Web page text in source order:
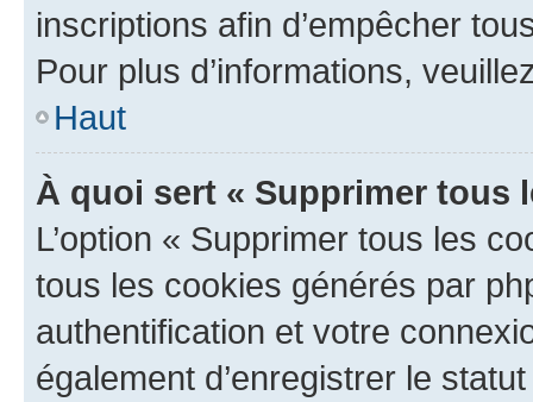
inscriptions afin d’empêcher
Pour plus d’informations,
Haut
À quoi sert « Supprimer tous
L’option « Supprimer tous les
tous les cookies générés par
authentification et votre
également d’enregistrer le